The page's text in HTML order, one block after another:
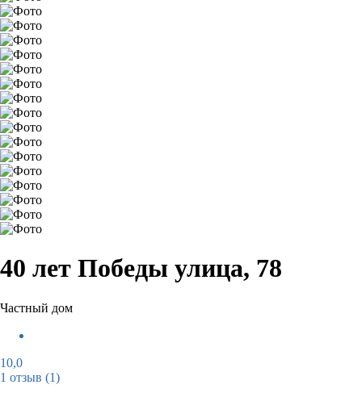
40 лет Победы улица, 78
Частный дом
10,0
1 отзыв (1)